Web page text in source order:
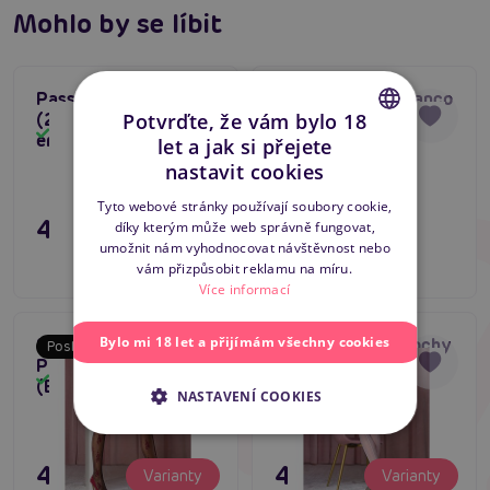
Pohodlné nošení
Casual sexy look
#hold-up
#punčochy bez podvazků
#silikonový lem punčochy
Máte dotaz k produktu? Zašlete nám zprávu
Mohlo by se líbit
Passion TI111 Nero
(20 Den), černé
erotické punčocháče
449 Kč Varianty
Poslední šance
Passion TI108 Bianco
1/2 (20 Den), bílé
erotické punčochy
Skladem
449 Kč
Do košíku
Poslední šance
Samodržící punčochy
Passion ST119
(Black/Claret)
495 Kč Varianty
Poslední šance
Samodržící punčochy
Passion ST116
(White/Blue)
495 Kč Varianty
ENGLISH
Potvrďte, že vám bylo 18
let a jak si přejete
nastavit cookies
Tyto webové stránky používají soubory cookie,
díky kterým může web správně fungovat,
umožnit nám vyhodnocovat návštěvnost nebo
vám přizpůsobit reklamu na míru.
Více informací
Bylo mi 18 let a přijímám všechny cookies
NASTAVENÍ COOKIES